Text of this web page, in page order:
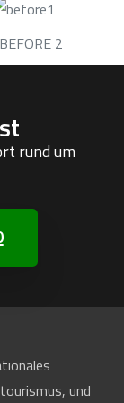
rund um
und